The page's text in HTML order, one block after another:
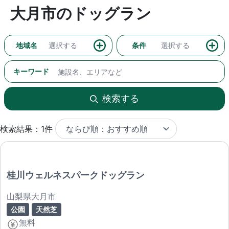
大月市のドッグラン
地域名 選択する 条件 選択する
キーワード
検索する
検索結果：1件
桂川ウェルネスパークドッグラン
山梨県大月市
公園 天然芝
無料